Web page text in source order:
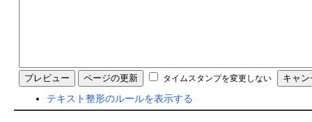
タイムスタンプを変更しない
テキスト整形のルールを表示する